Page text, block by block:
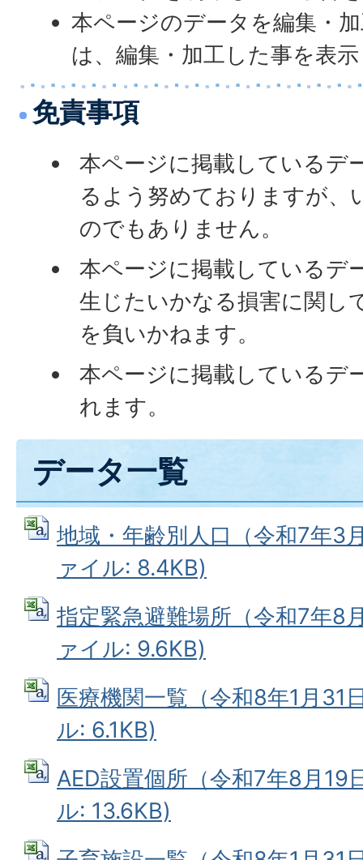
本ページのデータを編集・
は、編集・加工した事を表
免責事項
本ページに掲載しているデ
るよう努めておりますが、
のでもありません。
本ページに掲載しているデ
生じたいかなる損害に関し
を負いかねます。
本ページに掲載しているデ
れます。
データ一覧
地域・年齢別人口（令和7年3
ァイル: 8.4KB)
指定緊急避難場所（令和7年8
ァイル: 9.6KB)
医療機関一覧（令和8年1月31
ル: 6.1KB)
AED設置個所（令和7年8月19
ル: 13.6KB)